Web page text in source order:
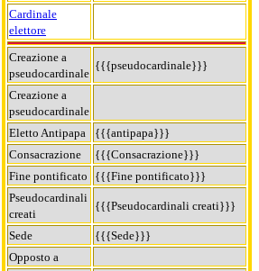
Cardinale
elettore
Creazione a
pseudocardinale
{{{pseudocardinale}}}
Creazione a
pseudocardinale
Eletto Antipapa
{{{antipapa}}}
Consacrazione
{{{Consacrazione}}}
Fine pontificato
{{{Fine pontificato}}}
Pseudocardinali
creati
{{{Pseudocardinali creati}}}
Sede
{{{Sede}}}
Opposto a